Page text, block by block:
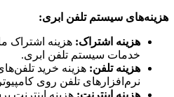
هزینه‌های سیستم تلفن ابری:
هزینه اشتراک: هزینه اشتراک
خدمات سیستم تلفن ابری.
هزینه تلفن:
نرم‌افزارهای تلفن روی